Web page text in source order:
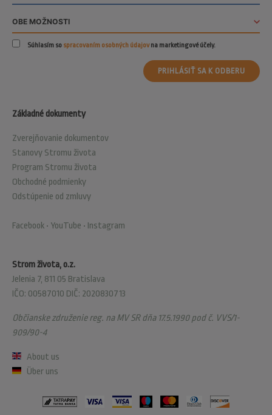
Strom života, o.z.
Jelenia 7, 811 05 Bratislava
IČO: 00587010 DIČ: 2020830713
Občianske združenie reg. na MV SR dňa 17.5.1990 pod č. VVS/1-
909/90-4
About us
Über uns
Základné dokumenty
Zverejňovanie dokumentov
Stanovy Stromu života
Program Stromu života
Obchodné podmienky
Odstúpenie od zmluvy
Facebook • YouTube • Instagram
Súhlasím so spracovaním osobných údajovna marketingové účely.
PRIHLÁSIŤ SA K ODBERU